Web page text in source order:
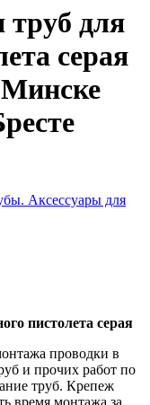
труб для
серая
Минске
Аксессуары для
пистолета серая
проводки в
и прочих работ по
труб. Крепеж
время монтажа за